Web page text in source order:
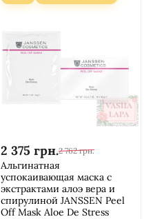
2 375 грн.2 762 грн.
Альгинатная
успокаивающая маска с
экстрактами алоэ вера и
спирулиной JANSSEN Peel
Off Mask Aloe De Stress